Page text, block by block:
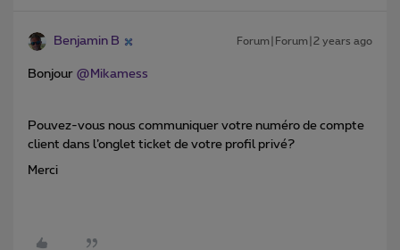
Benjamin B Forum|Forum|2 years ago
Bonjour @Mikamess
Pouvez-vous nous communiquer votre numéro de compte
client dans l’onglet ticket de votre profil privé?
Merci